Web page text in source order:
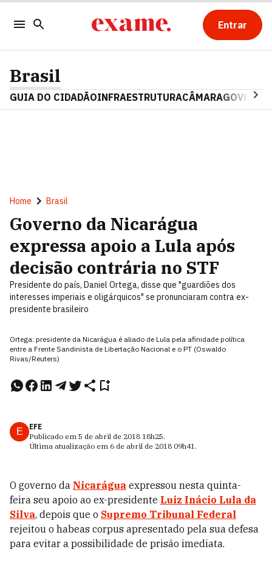
Entrar
Brasil
GUIA DO CIDADÃOINFRAESTRUTURACÂMARAGOVERNO
Home Brasil
Governo da Nicarágua
expressa apoio a Lula após
decisão contrária no STF
Presidente do país, Daniel Ortega, disse que "guardiões dos
interesses imperiais e oligárquicos" se pronunciaram contra ex-
presidente brasileiro
Ortega: presidente da Nicarágua é aliado de Lula pela afinidade política
entre a Frente Sandinista de Libertação Nacional e o PT (Oswaldo
Rivas/Reuters)
E
EFE
Publicado em 5 de abril de 2018 18h25.
Última atualização em 6 de abril de 2018 09h41.
O governo da Nicarágua expressou nesta quinta-
feira seu apoio ao ex-presidente Luiz Inácio Lula da
Silva, depois que o Supremo Tribunal Federal
rejeitou o habeas corpus apresentado pela sua defesa
para evitar a possibilidade de prisão imediata.